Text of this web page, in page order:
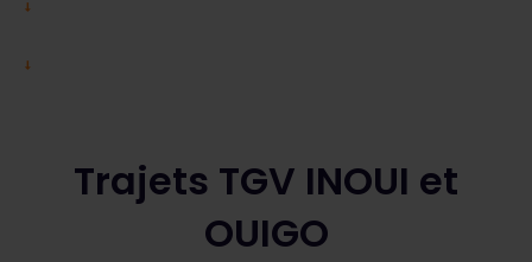
Trajets TGV INOUI et
OUIGO